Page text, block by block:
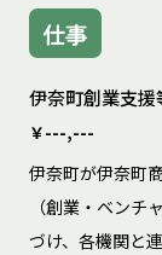
仕事
伊奈町創業支援
￥---,---
伊奈町が伊奈町
（創業・ベン
づけ、各機関と